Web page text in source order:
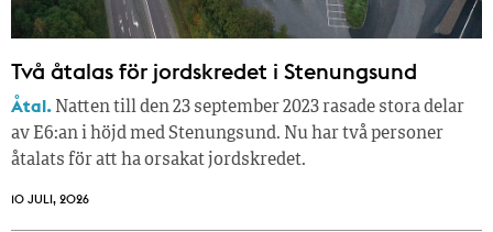
Två åtalas för jordskredet i Stenungsund
Åtal. Natten till den 23 september 2023 rasade stora delar
av E6:an i höjd med Stenungsund. Nu har två personer
åtalats för att ha orsakat jordskredet.
10 JULI, 2026